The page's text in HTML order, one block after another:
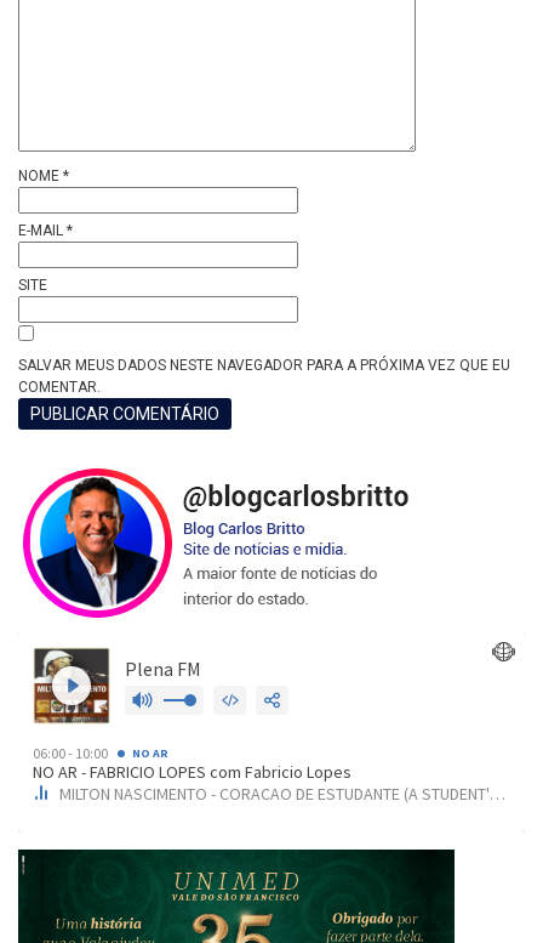
NOME *
E-MAIL *
SITE
SALVAR MEUS DADOS NESTE NAVEGADOR PARA A PRÓXIMA VEZ QUE EU
COMENTAR.